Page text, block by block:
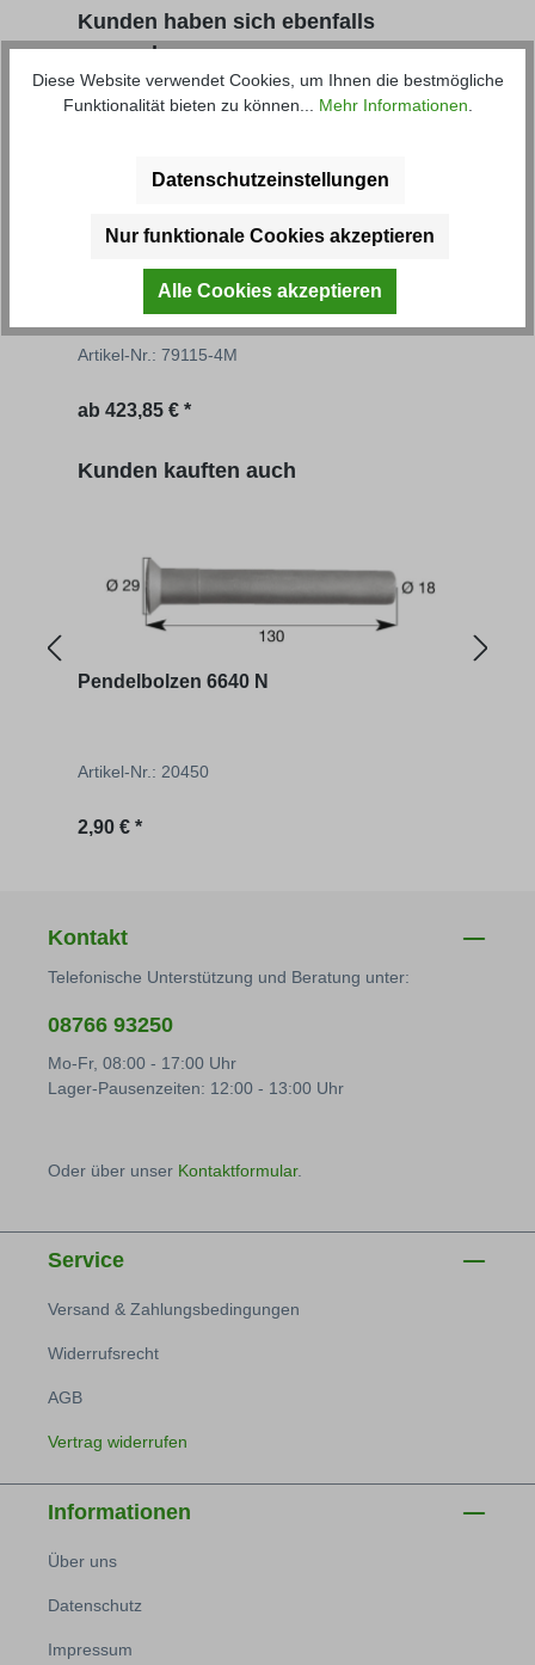
Produktgalerie überspringen
Kunden haben sich ebenfalls
angesehen
Grundbordwand ohne Eckrungen
Artikel-Nr.: 79115-4M
Regulärer Preis:
ab 423,85 € *
Produktgalerie überspringen
Kunden kauften auch
Pendelbolzen 6640 N
Artikel-Nr.: 20450
Regulärer Preis:
2,90 € *
Kontakt
Telefonische Unterstützung und Beratung unter:
08766 93250
Mo-Fr, 08:00 - 17:00 Uhr
Lager-Pausenzeiten: 12:00 - 13:00 Uhr
Oder über unser Kontaktformular.
Service
Versand & Zahlungsbedingungen
Widerrufsrecht
AGB
Vertrag widerrufen
Informationen
Über uns
Datenschutz
Impressum
Diese Website verwendet Cookies, um Ihnen die bestmögliche
Funktionalität bieten zu können... Mehr Informationen
Datenschutzeinstellungen
Nur funktionale Cookies akzeptieren
Alle Cookies akzeptieren